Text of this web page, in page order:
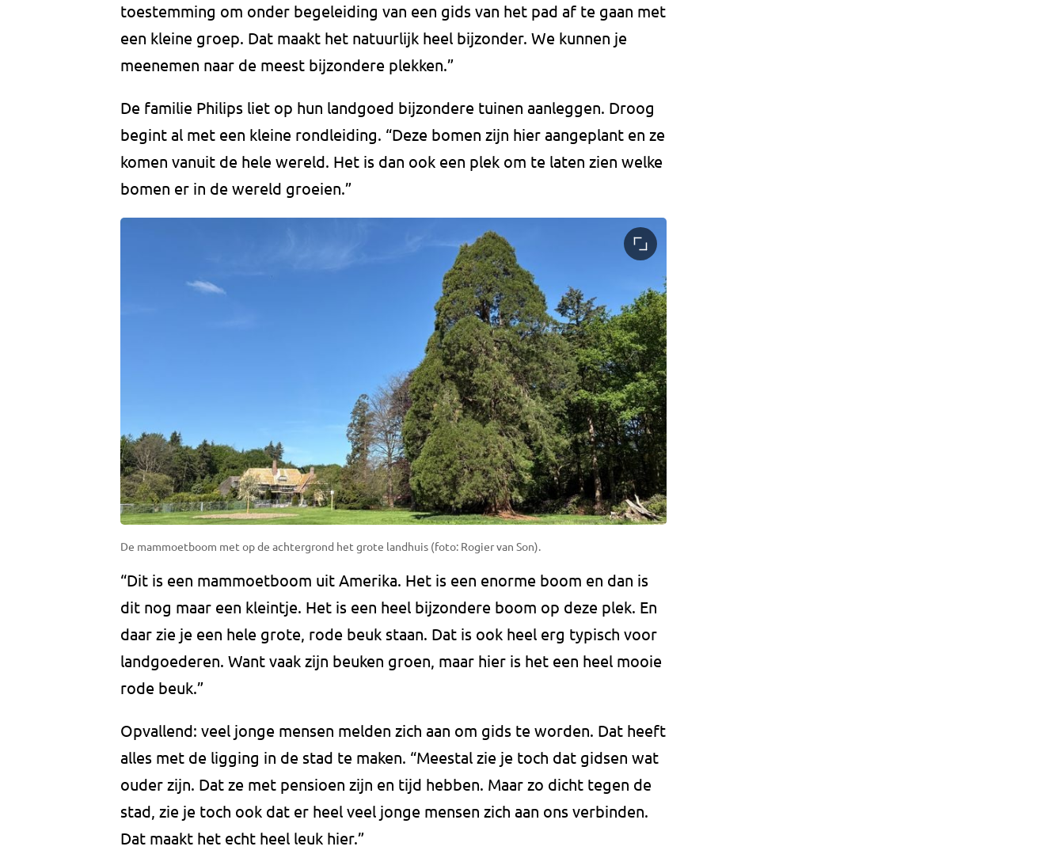
toestemming om onder begeleiding van een gids van het pad af te gaan met
een kleine groep. Dat maakt het natuurlijk heel bijzonder. We kunnen je
meenemen naar de meest bijzondere plekken.”
De familie Philips liet op hun landgoed bijzondere tuinen aanleggen. Droog
begint al met een kleine rondleiding. “Deze bomen zijn hier aangeplant en ze
komen vanuit de hele wereld. Het is dan ook een plek om te laten zien welke
bomen er in de wereld groeien.”
De mammoetboom met op de achtergrond het grote landhuis (foto: Rogier van Son).
“Dit is een mammoetboom uit Amerika. Het is een enorme boom en dan is
dit nog maar een kleintje. Het is een heel bijzondere boom op deze plek. En
daar zie je een hele grote, rode beuk staan. Dat is ook heel erg typisch voor
landgoederen. Want vaak zijn beuken groen, maar hier is het een heel mooie
rode beuk.”
Opvallend: veel jonge mensen melden zich aan om gids te worden. Dat heeft
alles met de ligging in de stad te maken. “Meestal zie je toch dat gidsen wat
ouder zijn. Dat ze met pensioen zijn en tijd hebben. Maar zo dicht tegen de
stad, zie je toch ook dat er heel veel jonge mensen zich aan ons verbinden.
Dat maakt het echt heel leuk hier.”